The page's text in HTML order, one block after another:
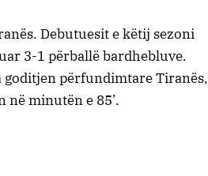
Debutuesit e këtij sezoni
3-1 përballë bardhebluve.
goditjen përfundimtare Tiranës,
minutën e 85’.